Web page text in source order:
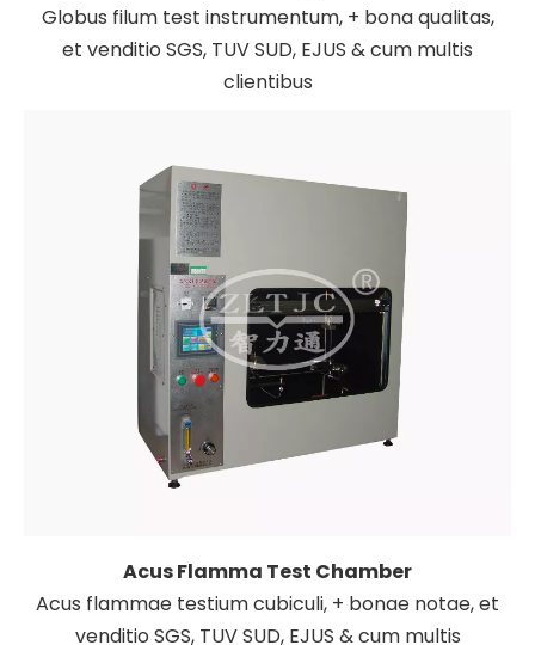
Globus filum test instrumentum, + bona qualitas,
et venditio SGS, TUV SUD, EJUS & cum multis
clientibus
Acus Flamma Test Chamber
Acus flammae testium cubiculi, + bonae notae, et
venditio SGS, TUV SUD, EJUS & cum multis